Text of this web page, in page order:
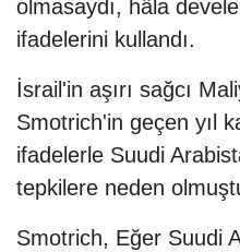
olmasaydı, hâla
ifadelerini kullandı.
İsrail'in aşırı sağcı
Smotrich'in geçen yıl
ifadelerle Suudi
tepkilere neden
Smotrich, Eğer Suudi